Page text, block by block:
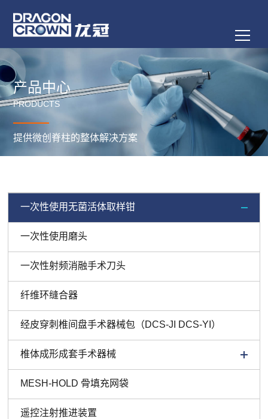
产品中心
PRODUCTS
提供微创脊柱的整体解决方案
一次性使用无菌活体取样钳
一次性使用磨头
一次性射频消融手术刀头
纤维环缝合器
经皮穿刺椎间盘手术器械包（DCS-JI DCS-YI）
椎体成形成套手术器械
MESH-HOLD 骨填充网袋
遥控注射推进装置